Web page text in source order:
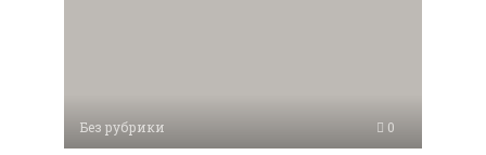
Без рубрики 0